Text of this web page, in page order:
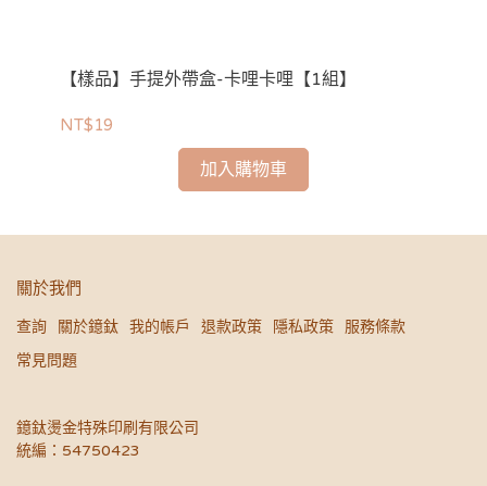
【樣品】手提外帶盒-卡哩卡哩【1組】
NT$19
加入購物車
關於我們
查詢 關於鐿鈦 我的帳戶 退款政策 隱私政策
服務條款
常見問題
鐿鈦燙金特殊印刷有限公司
統編：54750423